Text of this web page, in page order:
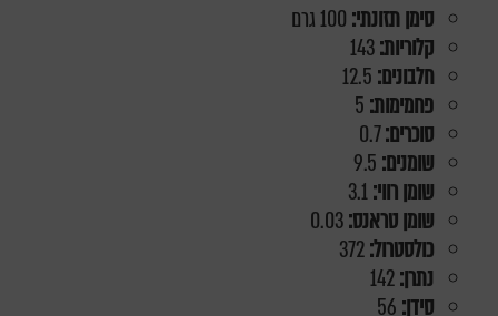
סימן תזונתי: 100 גרם
קלוריות:
חלבונים:
פחמימות:
סוכרים:0.7
שומנים:
שומן רווי:
שומן טראנס:
כולסטרול:
נתרן:
סידן: